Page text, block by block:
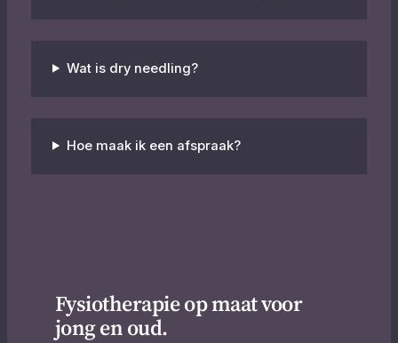
Wat is dry needling?
Hoe maak ik een afspraak?
Fysiotherapie op maat voor
jong en oud.